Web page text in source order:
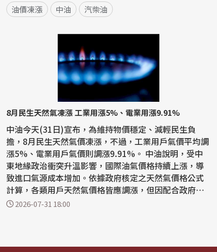
油價凍漲 中油 汽柴油
8月民生天然氣凍漲 工業用漲5%、電業用漲9.91%
中油今天(31日)宣布，為維持物價穩定、減輕民生負
擔，8月民生天然氣價凍漲，不過，工業用戶氣價平均調
漲5%、電業用戶氣價則調漲9.91%。 中油說明，受中
東地緣政治衝突升溫影響，國際油氣價格持續上漲，導
致進口氣源成本增加。依據政府核定之天然氣價格公式
計算，各類用戶天然氣價格皆應調漲，但因配合政府穩
定國內...
2026-07-31 18:00